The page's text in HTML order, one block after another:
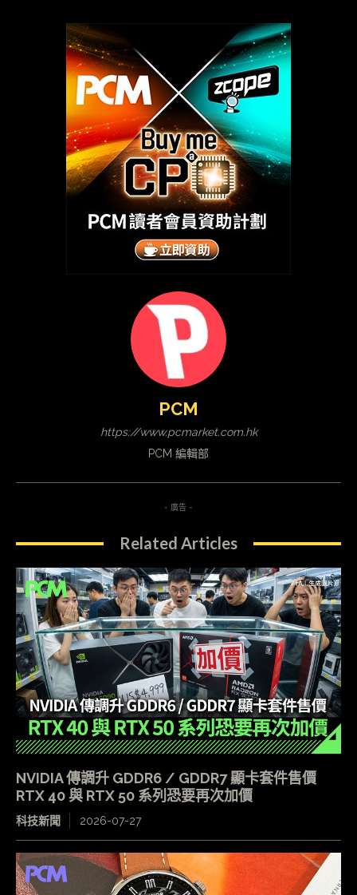
PCM
https://www.pcmarket.com.hk
PCM 編輯部
- 廣告 -
Related Articles
NVIDIA 傳調升 GDDR6 / GDDR7 顯卡套件售價
RTX 40 與 RTX 50 系列恐要再次加價
科技新聞 2026-07-27